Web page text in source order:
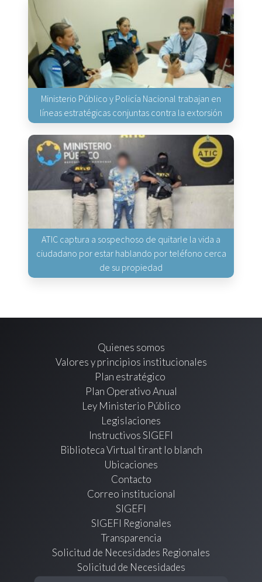
Ministerio Público y Policía Nacional trabajan en
líneas estratégicas conjuntas contra la extorsión
ATIC captura a sospechoso de quitarle la vida a
ciudadano por estar hablando por teléfono cerca
de su propiedad
Quienes somos
Valores y principios institucionales
Plan estratégico
Plan Operativo Anual
Ley Ministerio Público
Legislaciones
Instructivos SIGEFI
Biblioteca Virtual tirant lo blanch
Ubicaciones
Contacto
Correo institucional
SIGEFI
SIGEFI Regionales
Transparencia
Solicitud de Necesidades Regionales
Solicitud de Necesidades